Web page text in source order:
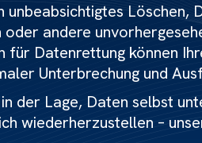
unbeabsichtigtes Löschen,
oder andere
für Datenrettung können
Unterbrechung und
der Lage, Daten selbst
wiederherzustellen –